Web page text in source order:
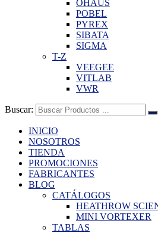
OHAUS
POBEL
PYREX
SIBATA
SIGMA
T-Z
VEEGEE
VITLAB
VWR
Buscar:
INICIO
NOSOTROS
TIENDA
PROMOCIONES
FABRICANTES
BLOG
CATÁLOGOS
HEATHROW
MINI VORTEXER
TABLAS